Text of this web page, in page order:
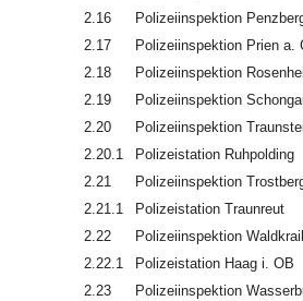
2.16
Polizeiinspektion
2.17
Polizeiinspektion Prien a.
2.18
Polizeiinspektion
2.19
Polizeiinspektion
2.20
Polizeiinspektion
2.20.1
Polizeistation Ruhpolding
2.21
Polizeiinspektion
2.21.1
Polizeistation Traunreut
2.22
Polizeiinspektion
2.22.1
Polizeistation Haag i. OB
2.23
Polizeiinspektion